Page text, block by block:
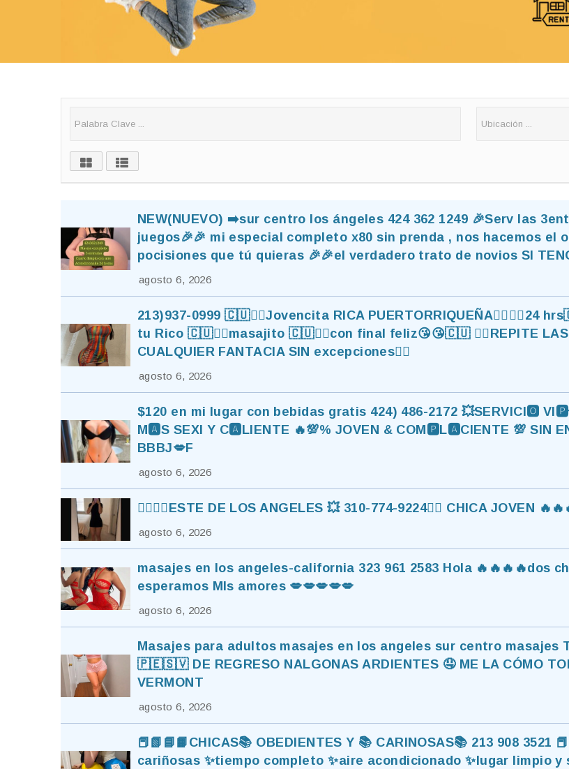
NEW(NUEVO) ➡️sur centro los ángeles 424 362 1249 🎉Serv las
juegos🎉🎉 mi especial completo x80 sin prenda , nos hacemos el
pocisiones que tú quieras 🎉🎉el verdadero trato de novios SI
agosto 6, 2026
213)937-0999 🇨🇺❤️‍🔥Jovencita RICA
tu Rico 🇨🇺❤️‍🔥masajito 🇨🇺❤️‍🔥con final feliz😘😘🇨🇺 ❤️‍🔥REPITE LAS
CUALQUIER FANTACIA SIN excepciones❤️‍🔥
agosto 6, 2026
$120 en mi lugar con bebidas gratis 424) 486-2172 💥SERVICI🅾️
M🅰️S SEXI Y C🅰️LIENTE 🔥💯% JOVEN & COM🅿️L🅰️CIENTE 💯 SIN
BBBJ💋F
agosto 6, 2026
👯‍♀️👯‍♀️ESTE DE LOS ANGELES 💥 310-774-9224👯‍♀️ CHICA JOVEN
agosto 6, 2026
masajes en los angeles-california 323 961 2583 Hola 🔥🔥🔥🔥dos
esperamos MIs amores 💋💋💋💋💋
agosto 6, 2026
Masajes para adultos masajes en los angeles sur centro masajes
🇵🇪🇸🇻 DE REGRESO NALGONAS ARDIENTES 🤤 ME LA CÓMO
VERMONT
agosto 6, 2026
📕📗📘📙CHICAS📚 OBEDIENTES Y 📚 CARINOSAS📚 213 908
cariñosas ✨tiempo completo ✨aire acondicionado ✨lugar limpio y